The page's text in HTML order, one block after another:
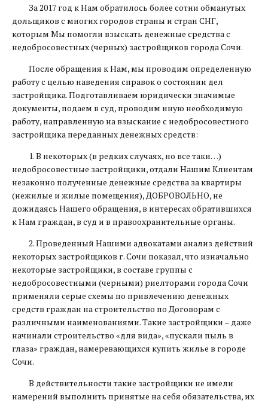
За 2017 год к Нам обратилось более сотни обманутых
дольщиков с многих городов страны и стран СНГ,
которым Мы помогли взыскать денежные средства с
недобросовестных (черных) застройщиков города Сочи.
После обращения к Нам, мы проводим определенную
работу с целью наведения справок о состоянии дел
застройщика. Подготавливаем юридически значимые
документы, подаем в суд, проводим иную необходимую
работу, направленную на взыскание с недобросовестного
застройщика переданных денежных средств:
1. В некоторых (в редких случаях, но все таки…)
недобросовестные застройщики, отдали Нашим Клиентам
незаконно полученные денежные средства за квартиры
(нежилые и жилые помещения), ДОБРОВОЛЬНО, не
дожидаясь Нашего обращения, в интересах обратившихся
к Нам граждан, в суд и в правоохранительные органы.
2. Проведенный Нашими адвокатами анализ действий
некоторых застройщиков г. Сочи показал, что изначально
некоторые застройщики, в составе группы с
недобросовестными (черными) риелторами города Сочи
применяли серые схемы по привлечению денежных
средств граждан на строительство по Договорам с
различными наименованиями. Такие застройщики – даже
начинали строительство «для вида», «пускали пыль в
глаза» граждан, намеревающихся купить жилье в городе
Сочи.
В действительности такие застройщики не имели
намерений выполнить принятые на себя обязательства, их